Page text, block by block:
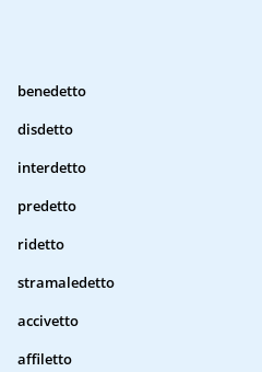
benedetto
disdetto
interdetto
predetto
ridetto
stramaledetto
accivetto
affiletto